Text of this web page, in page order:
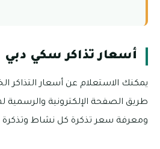
أسعار تذاكر سكي دبي
يمكنك الاستعلام عن أسعار التذاكر
طريق الصفحة الإلكترونية والرسمية
ومعرفة سعر تذكرة كل نشاط وتذكرة